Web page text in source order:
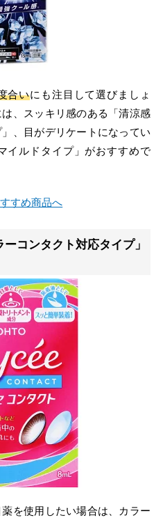
合いにも注目して選びましょ
、スッキリ感のある「清涼感
、目がデリケートになってい
イルドタイプ」がおすすめで
すめ商品へ
コンタクト対応タイプ」
を使用したい場合は、カラー